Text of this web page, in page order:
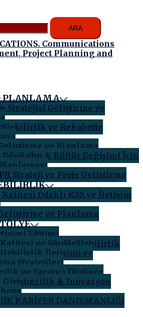
PLANLAMA
Stratejisi Geliştirme ve
ve Rekabette
ve Planlama
& Kültür Değişimi İçin
Strateji ve Proje Geliştirme
Kalitesi Odaklı KSS ve İletişim
ve Planlama
Eğitimi
Kalitesi ve Sürdürülebilirlik
İletişimi ve
Stratejileri
ve Yaratıcı Düşünce
Girişimcilik & Inovasyon
KARİYER DANIŞMANLIĞI